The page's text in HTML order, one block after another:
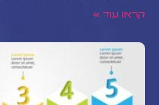
קראו עוד »